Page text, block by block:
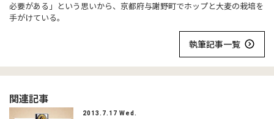
必要がある」という思いから、京都府与謝野町でホップと大麦の栽培を
手がけている。
執筆記事一覧
関連記事
2013.7.17 Wed.